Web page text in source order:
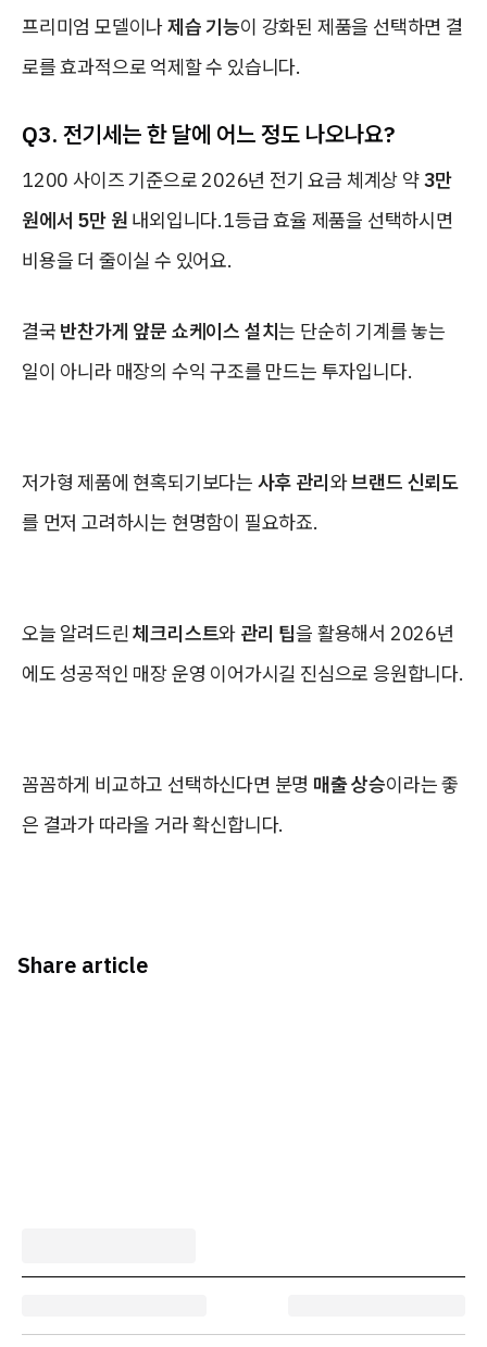
프리미엄 모델이나제습 기능이 강화된 제품을 선택하면 결
로를 효과적으로 억제할 수 있습니다.
Q3. 전기세는 한 달에 어느 정도 나오나요?
1200 사이즈 기준으로 2026년 전기 요금 체계상 약3만
원에서 5만 원 내외입니다.1등급 효율 제품을 선택하시면
비용을 더 줄이실 수 있어요.
결국 반찬가게 앞문 쇼케이스 설치는 단순히 기계를 놓는
일이 아니라 매장의 수익 구조를 만드는 투자입니다.
저가형 제품에 현혹되기보다는 사후 관리와브랜드 신뢰도
를 먼저 고려하시는 현명함이 필요하죠.
오늘 알려드린체크리스트와 관리 팁을 활용해서 2026년
에도 성공적인 매장 운영 이어가시길 진심으로 응원합니다.
꼼꼼하게 비교하고 선택하신다면 분명 매출 상승이라는 좋
은 결과가 따라올 거라 확신합니다.
Share article